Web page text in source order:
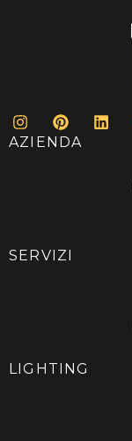
AZIENDA
SERVIZI
LIGHTING